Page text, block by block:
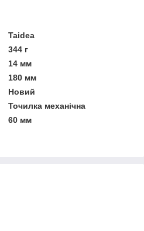
Taidea
344 г
14 мм
180 мм
Новий
Точилка механічна
60 мм